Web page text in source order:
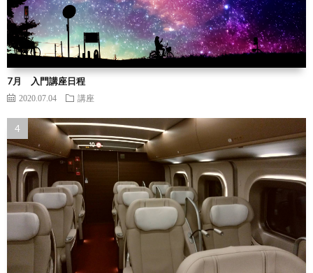
7月 入門講座日程
2020.07.04 講座